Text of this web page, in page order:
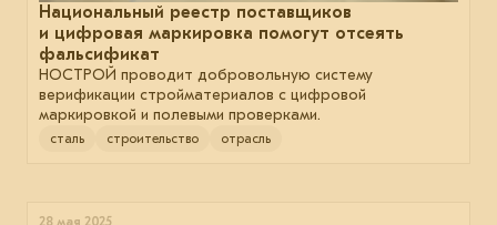
Национальный реестр поставщиков
и цифровая маркировка помогут отсеять
фальсификат
НОСТРОЙ проводит добровольную систему
верификации стройматериалов с цифровой
маркировкой и полевыми проверками.
сталь строительство отрасль
28 мая 2025